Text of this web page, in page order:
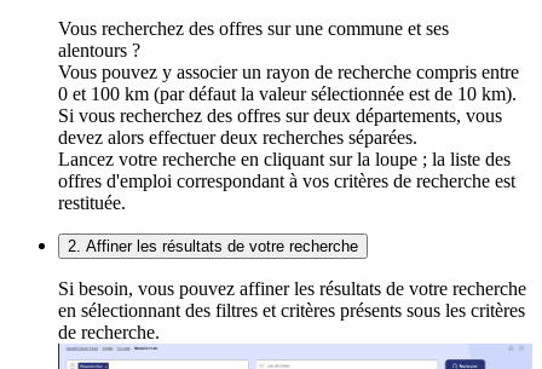
Vous recherchez des offres sur une commune et ses
alentours ?
Vous pouvez y associer un rayon de recherche compris entre
0 et 100 km (par défaut la valeur sélectionnée est de 10 km).
Si vous recherchez des offres sur deux départements, vous
devez alors effectuer deux recherches séparées.
Lancez votre recherche en cliquant sur la loupe ; la liste des
offres d'emploi correspondant à vos critères de recherche est
restituée.
2. Affiner les résultats de votre recherche
Si besoin, vous pouvez affiner les résultats de votre recherche
en sélectionnant des filtres et critères présents sous les critères
de recherche.